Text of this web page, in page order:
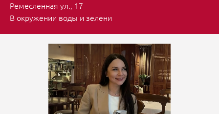
Ремесленная ул., 17
В окружении воды и зелени